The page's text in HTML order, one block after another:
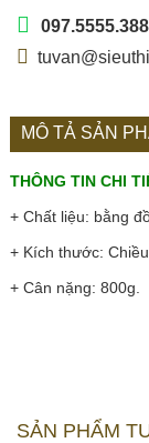
097.5555.388
MÔ TẢ SẢN
THÔNG TIN CHI
+ Chất liệu: bằng
+ Kích thước:
+ Cân nặng: 800g.
SẢN PHẨM